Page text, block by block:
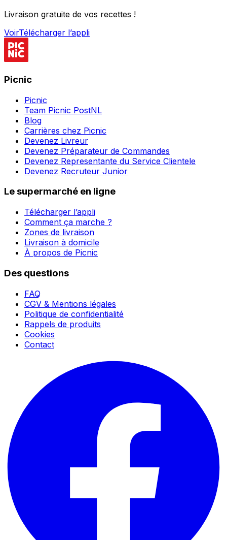
Livraison gratuite de vos recettes !
VoirTélécharger l’appli
Picnic
Picnic
Team Picnic PostNL
Blog
Carrières chez Picnic
Devenez Livreur
Devenez Préparateur de Commandes
Devenez Representante du Service Clientele
Devenez Recruteur Junior
Le supermarché en ligne
Télécharger l’appli
Comment ça marche ?
Zones de livraison
Livraison à domicile
À propos de Picnic
Des questions
FAQ
CGV & Mentions légales
Politique de confidentialité
Rappels de produits
Cookies
Contact